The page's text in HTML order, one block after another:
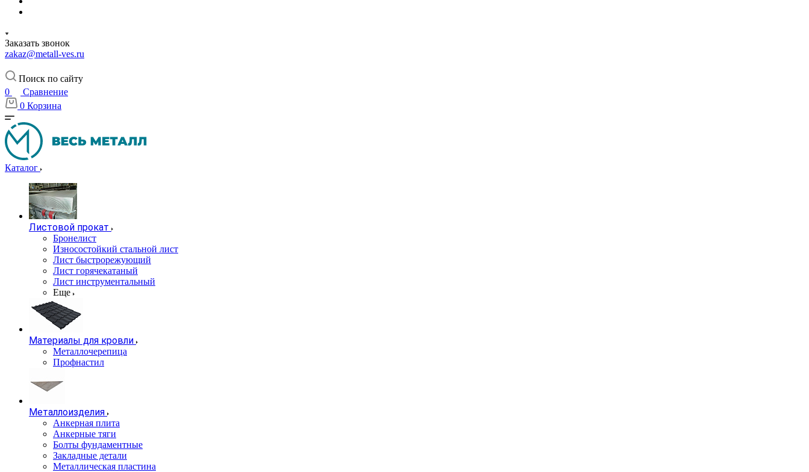
Заказать звонок
zakaz@metall-ves.ru
Поиск по сайту
0
Сравнение
0 Корзина
Каталог
Листовой прокат
Бронелист
Износостойкий стальной лист
Лист быстрорежующий
Лист горячекатаный
Лист инструментальный
Еще
Материалы для кровли
Металлочерепица
Профнастил
Металлоизделия
Анкерная плита
Анкерные тяги
Болты фундаментные
Закладные детали
Металлическая пластина